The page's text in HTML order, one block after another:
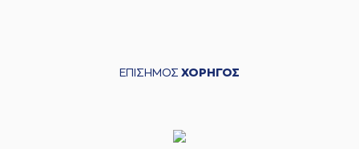
ΕΠΙΣΗΜΟΣ ΧΟΡΗΓΟΣ